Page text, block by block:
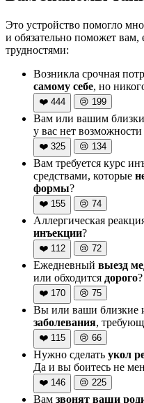
Это устройство помогло
и обязательно поможет
трудностями:
Возникла срочная
самому себе, но
❤️ 444 😢 199
Вам или вашим
у вас нет
❤️ 325 😢 134
Вам требуется курс
средствами, которые
формы?
❤️ 155 😢 74
Аллергическая
инъекции?
❤️ 112 😢 72
Ежедневный выезд
или обходится дорого?
❤️ 170 😢 75
Вы или ваши близкие
заболевания,
❤️ 115 😢 66
Нужно сделать укол
Да и вы боитесь не
❤️ 146 😢 225
Вам звонят ваши